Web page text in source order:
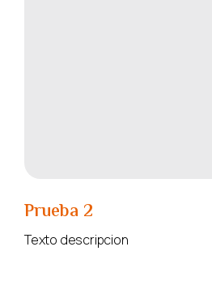
Prueba 2
Texto descripcion